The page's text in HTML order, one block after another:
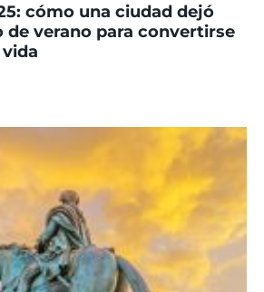
cómo una ciudad dejó
de verano para convertirse